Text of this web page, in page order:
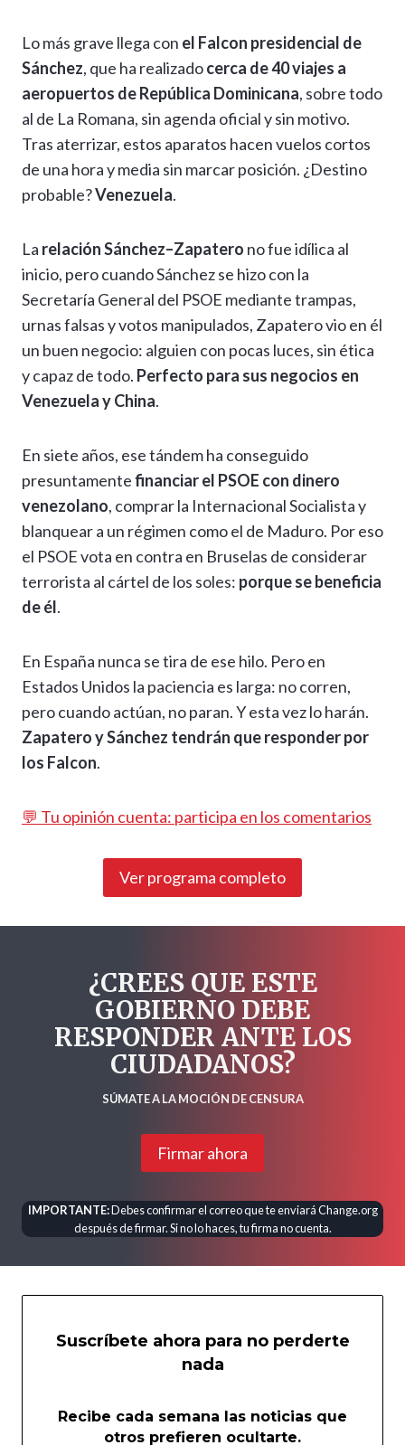
Lo más grave llega con el Falcon presidencial de
Sánchez, que ha realizadocerca de 40 viajes a
aeropuertos de República Dominicana, sobre todo
al de La Romana, sin agenda oficial y sin motivo.
Tras aterrizar, estos aparatos hacen vuelos cortos
de una hora y media sin marcar posición. ¿Destino
probable?Venezuela.
La relación Sánchez–Zapatero no fue idílica al
inicio, pero cuando Sánchez se hizo con la
Secretaría General del PSOE mediante trampas,
urnas falsas y votos manipulados, Zapatero vio en él
un buen negocio: alguien con pocas luces, sin ética
y capaz de todo. Perfecto para sus negocios en
Venezuela y China.
En siete años, ese tándem ha conseguido
presuntamentefinanciar el PSOE con dinero
venezolano, comprar la Internacional Socialista y
blanquear a un régimen como el de Maduro. Por eso
el PSOE vota en contra en Bruselas de considerar
terrorista al cártel de los soles: porque se beneficia
de él.
En España nunca se tira de ese hilo. Pero en
Estados Unidos la paciencia es larga: no corren,
pero cuando actúan, no paran. Y esta vez lo harán.
Zapatero y Sánchez tendrán que responder por
los Falcon.
💬 Tu opinión cuenta: participa en los comentarios
Ver programa completo
¿CREES QUE ESTE
GOBIERNO DEBE
RESPONDER ANTE LOS
CIUDADANOS?
SÚMATE A LA MOCIÓN DE CENSURA
Firmar ahora
IMPORTANTE:Debes confirmar el correo que te enviará Change.org
después de firmar. Si no lo haces, tu firma no cuenta.
Suscríbete ahora para no perderte
nada
Recibe cada semana las noticias que
otros prefieren ocultarte.